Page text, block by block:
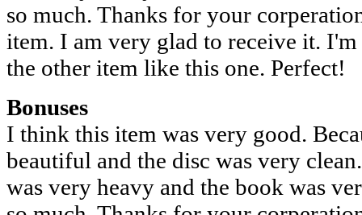
so much. Thanks for your
item. I am very glad to receive it.
the other item like this one. Perfect!
Bonuses
I think this item was very good.
beautiful and the disc was very
was very heavy and the book was